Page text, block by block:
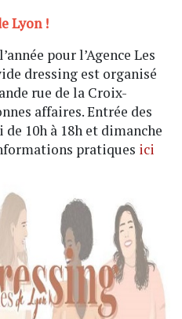
Lyon !
pour l’Agence Les
dressing est organisé
rue de la Croix-
affaires. Entrée des
10h à 18h et dimanche
pratiques ici